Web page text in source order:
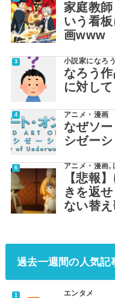
家庭教
いう看
画www
小説家になろう
なろう
に対し
アニメ・漫画
なぜソ
シゼー
アニメ・漫画,
【悲報
きを返
ない替
過去一週間の人気記
エンタメ